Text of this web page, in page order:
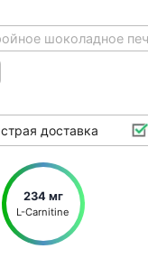
шоколадное
доставка
234 мг
L-Carnitine